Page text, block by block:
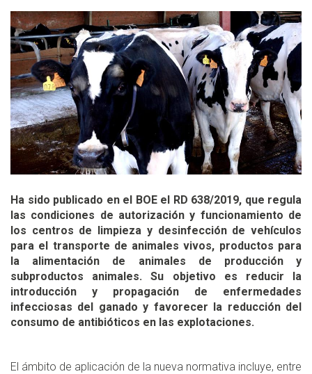
Ha sido publicado en el BOE el RD 638/2019, que regula
las condiciones de autorización y funcionamiento de
los centros de limpieza y desinfección de vehículos
para el transporte de animales vivos, productos para
la alimentación de animales de producción y
subproductos animales. Su objetivo es reducir la
introducción y propagación de enfermedades
infecciosas del ganado y favorecer la reducción del
consumo de antibióticos en las explotaciones.
El ámbito de aplicación de la nueva normativa incluye, entre